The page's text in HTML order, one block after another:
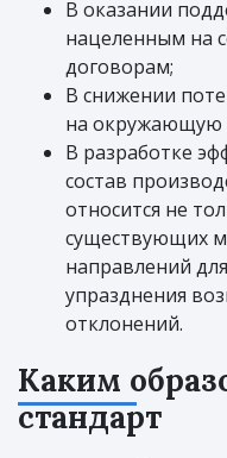
В оказании
нацеленным на
договорам;
В снижении
на окружающую
В разработке
состав
относится не
существующих
направлений
упразднения
отклонений.
Каким
стандарт